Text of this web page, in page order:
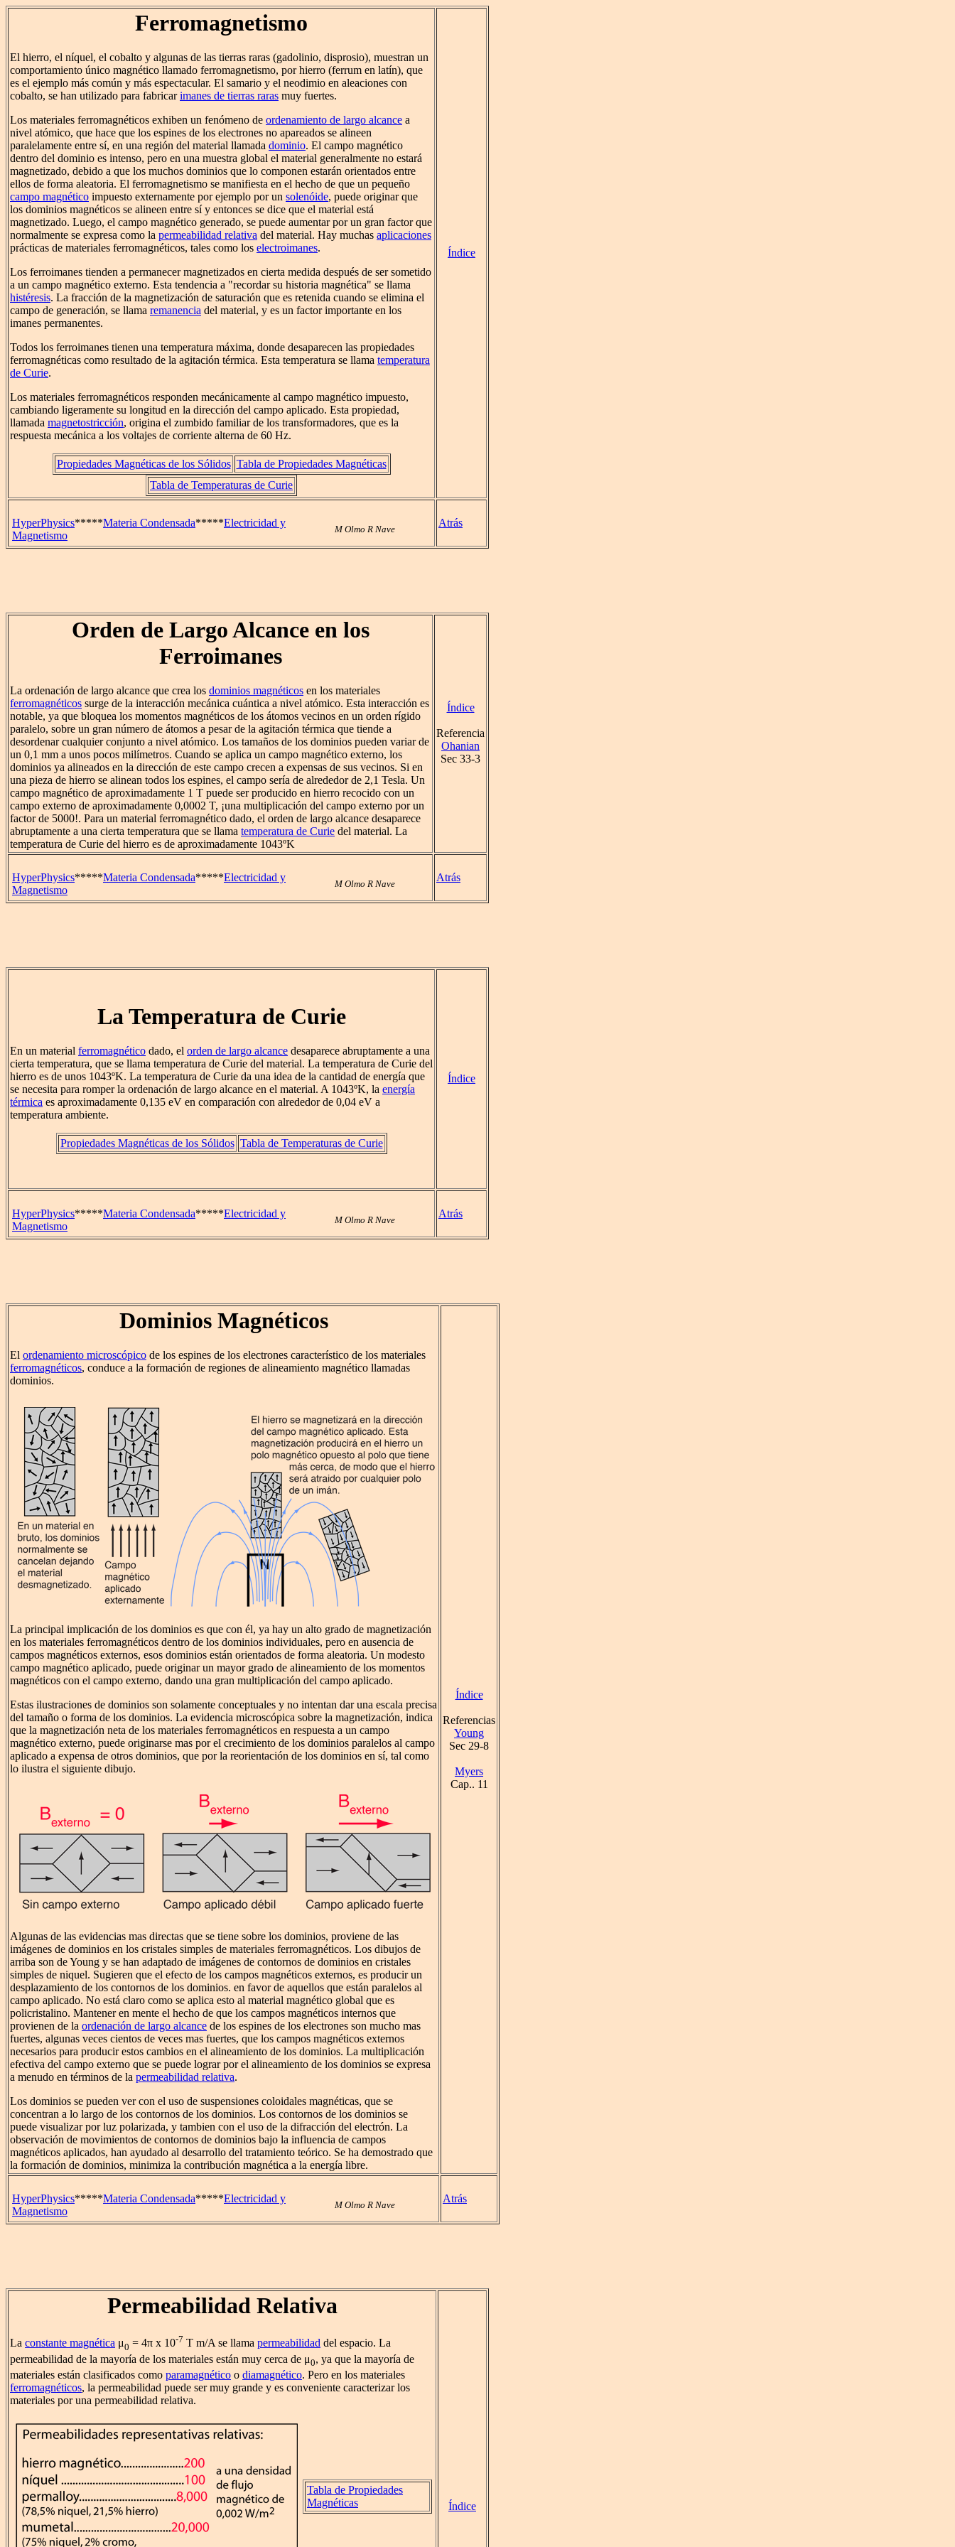
Ferromagnetismo
El hierro, el níquel, el cobalto y algunas de las tierras raras (gadolinio, disprosio), muestran un
comportamiento único magnético llamado ferromagnetismo, por hierro (ferrum en latín), que
es el ejemplo más común y más espectacular. El samario y el neodimio en aleaciones con
cobalto, se han utilizado para fabricarimanes de tierras raras muy fuertes.
Los materiales ferromagnéticos exhiben un fenómeno de ordenamiento de largo alcance a
nivel atómico, que hace que los espines de los electrones no apareados se alineen
paralelamente entre sí, en una región del material llamada dominio. El campo magnético
dentro del dominio es intenso, pero en una muestra global el material generalmente no estará
magnetizado, debido a que los muchos dominios que lo componen estarán orientados entre
ellos de forma aleatoria. El ferromagnetismo se manifiesta en el hecho de que un pequeño
campo magnético impuesto externamente por ejemplo por un solenóide, puede originar que
los dominios magnéticos se alineen entre sí y entonces se dice que el material está
magnetizado. Luego, el campo magnético generado, se puede aumentar por un gran factor que
normalmente se expresa como la permeabilidad relativa del material. Hay muchas aplicaciones
prácticas de materiales ferromagnéticos, tales como los electroimanes.
Los ferroimanes tienden a permanecer magnetizados en cierta medida después de ser sometido
a un campo magnético externo. Esta tendencia a "recordar su historia magnética" se llama
histéresis. La fracción de la magnetización de saturación que es retenida cuando se elimina el
campo de generación, se llama remanencia del material, y es un factor importante en los
imanes permanentes.
Todos los ferroimanes tienen una temperatura máxima, donde desaparecen las propiedades
ferromagnéticas como resultado de la agitación térmica. Esta temperatura se llama temperatura
de Curie.
Los materiales ferromagnéticos responden mecánicamente al campo magnético impuesto,
cambiando ligeramente su longitud en la dirección del campo aplicado. Esta propiedad,
llamada magnetostricción, origina el zumbido familiar de los transformadores, que es la
respuesta mecánica a los voltajes de corriente alterna de 60 Hz.
Propiedades Magnéticas de los Sólidos Tabla de Propiedades Magnéticas
Tabla de Temperaturas de Curie
Índice
HyperPhysics*****Materia Condensada*****Electricidad y
Magnetismo
M Olmo R Nave
Atrás
Orden de Largo Alcance en los
Ferroimanes
La ordenación de largo alcance que crea los dominios magnéticos en los materiales
ferromagnéticos surge de la interacción mecánica cuántica a nivel atómico. Esta interacción es
notable, ya que bloquea los momentos magnéticos de los átomos vecinos en un orden rígido
paralelo, sobre un gran número de átomos a pesar de la agitación térmica que tiende a
desordenar cualquier conjunto a nivel atómico. Los tamaños de los dominios pueden variar de
un 0,1 mm a unos pocos milímetros. Cuando se aplica un campo magnético externo, los
dominios ya alineados en la dirección de este campo crecen a expensas de sus vecinos. Si en
una pieza de hierro se alinean todos los espines, el campo sería de alrededor de 2,1 Tesla. Un
campo magnético de aproximadamente 1 T puede ser producido en hierro recocido con un
campo externo de aproximadamente 0,0002 T, ¡una multiplicación del campo externo por un
factor de 5000!. Para un material ferromagnético dado, el orden de largo alcance desaparece
abruptamente a una cierta temperatura que se llama temperatura de Curie del material. La
temperatura de Curie del hierro es de aproximadamente 1043ºK
Índice
Referencia
Ohanian
Sec 33-3
HyperPhysics*****Materia Condensada*****Electricidad y
Magnetismo
M Olmo R Nave
Atrás
La Temperatura de Curie
En un material ferromagnético dado, el orden de largo alcance desaparece abruptamente a una
cierta temperatura, que se llama temperatura de Curie del material. La temperatura de Curie del
hierro es de unos 1043ºK. La temperatura de Curie da una idea de la cantidad de energía que
se necesita para romper la ordenación de largo alcance en el material. A 1043ºK, la energía
térmica es aproximadamente 0,135 eV en comparación con alrededor de 0,04 eV a
temperatura ambiente.
Propiedades Magnéticas de los Sólidos Tabla de Temperaturas de Curie
Índice
HyperPhysics*****Materia Condensada*****Electricidad y
Magnetismo
M Olmo R Nave
Atrás
Dominios Magnéticos
El ordenamiento microscópico de los espines de los electrones característico de los materiales
ferromagnéticos, conduce a la formación de regiones de alineamiento magnético llamadas
dominios.
La principal implicación de los dominios es que con él, ya hay un alto grado de magnetización
en los materiales ferromagnéticos dentro de los dominios individuales, pero en ausencia de
campos magnéticos externos, esos dominios están orientados de forma aleatoria. Un modesto
campo magnético aplicado, puede originar un mayor grado de alineamiento de los momentos
magnéticos con el campo externo, dando una gran multiplicación del campo aplicado.
Estas ilustraciones de dominios son solamente conceptuales y no intentan dar una escala precisa
del tamaño o forma de los dominios. La evidencia microscópica sobre la magnetización, indica
que la magnetización neta de los materiales ferromagnéticos en respuesta a un campo
magnético externo, puede originarse mas por el crecimiento de los dominios paralelos al campo
aplicado a expensa de otros dominios, que por la reorientación de los dominios en sí, tal como
lo ilustra el siguiente dibujo.
Algunas de las evidencias mas directas que se tiene sobre los dominios, proviene de las
imágenes de dominios en los cristales simples de materiales ferromagnéticos. Los dibujos de
arriba son de Young y se han adaptado de imágenes de contornos de dominios en cristales
simples de niquel. Sugieren que el efecto de los campos magnéticos externos, es producir un
desplazamiento de los contornos de los dominios. en favor de aquellos que están paralelos al
campo aplicado. No está claro como se aplica esto al material magnético global que es
policristalino. Mantener en mente el hecho de que los campos magnéticos internos que
provienen de la ordenación de largo alcance de los espines de los electrones son mucho mas
fuertes, algunas veces cientos de veces mas fuertes, que los campos magnéticos externos
necesarios para producir estos cambios en el alineamiento de los dominios. La multiplicación
efectiva del campo externo que se puede lograr por el alineamiento de los dominios se expresa
a menudo en términos de la permeabilidad relativa.
Los dominios se pueden ver con el uso de suspensiones coloidales magnéticas, que se
concentran a lo largo de los contornos de los dominios. Los contornos de los dominios se
puede visualizar por luz polarizada, y tambien con el uso de la difracción del electrón. La
observación de movimientos de contornos de dominios bajo la influencia de campos
magnéticos aplicados, han ayudado al desarrollo del tratamiento teórico. Se ha demostrado que
la formación de dominios, minimiza la contribución magnética a la energía libre.
Índice
Referencias
Young
Sec 29-8
Myers
Cap.. 11
HyperPhysics*****Materia Condensada*****Electricidad y
Magnetismo
M Olmo R Nave
Atrás
Permeabilidad Relativa
La constante magnética μ0 = 4π x 10-7 T m/A se llama permeabilidad del espacio. La
permeabilidad de la mayoría de los materiales están muy cerca de μ0, ya que la mayoría de
materiales están clasificados como paramagnético o diamagnético. Pero en los materiales
ferromagnéticos, la permeabilidad puede ser muy grande y es conveniente caracterizar los
materiales por una permeabilidad relativa.
Tabla de Propiedades
Magnéticas
Índice